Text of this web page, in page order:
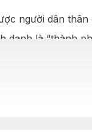
người dân
danh là “thành